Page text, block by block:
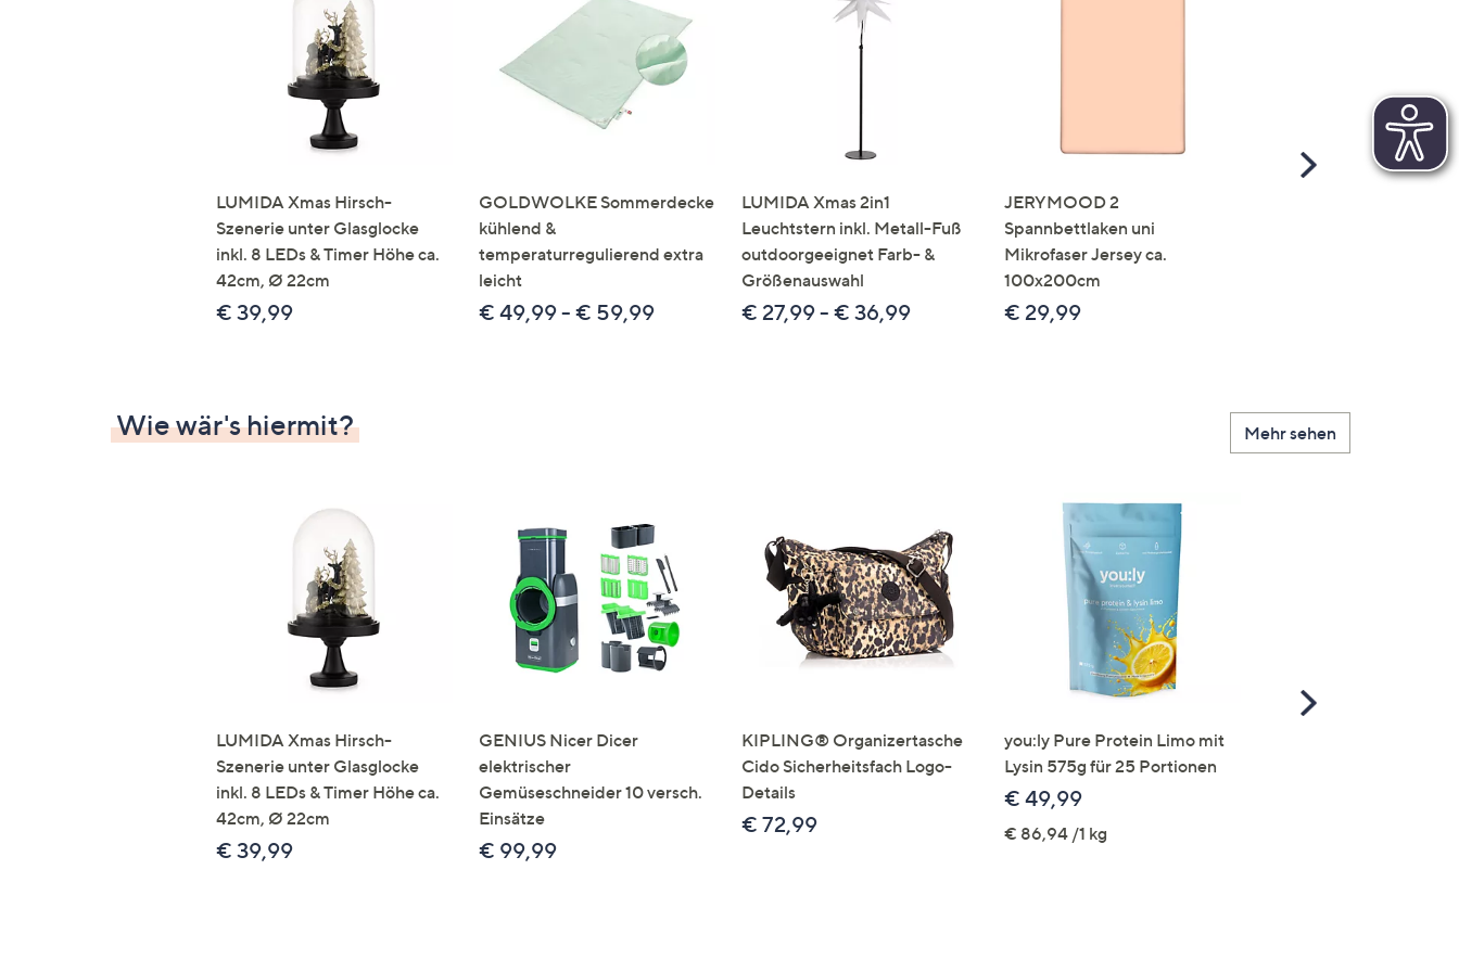
Touch-
Geräten
rechts,
um
diese
anzuzeigen.
LUMIDA Xmas Hirsch-
Szenerie unter Glasglocke
inkl. 8 LEDs & Timer Höhe ca.
42cm, Ø 22cm
€ 39,99
GOLDWOLKE Sommerdecke
kühlend &
temperaturregulierend extra
leicht
€ 49,99 - € 59,99
LUMIDA Xmas 2in1
Leuchtstern inkl. Metall-Fuß
outdoorgeeignet Farb- &
Größenauswahl
€ 27,99 - € 36,99
JERYMOOD 2
Spannbettlaken uni
Mikrofaser Jersey ca.
100x200cm
€ 29,99
Scroll
Wie wär's hiermit? Mehr sehen
LUMIDA Xmas Hirsch-
Szenerie unter Glasglocke
inkl. 8 LEDs & Timer Höhe ca.
42cm, Ø 22cm
€ 39,99
GENIUS Nicer Dicer
elektrischer
Gemüseschneider 10 versch.
Einsätze
€ 99,99
KIPLING® Organizertasche
Cido Sicherheitsfach Logo-
Details
€ 72,99
you:ly Pure Protein Limo mit
Lysin 575g für 25 Portionen
€ 49,99
€ 86,94 /1 kg
Scroll